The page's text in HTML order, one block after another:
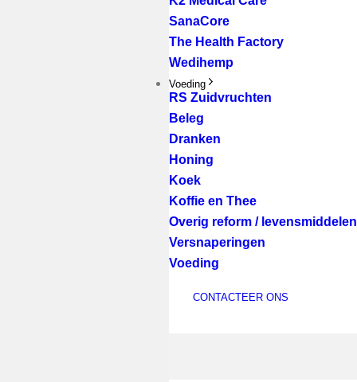
SanaCore
The Health Factory
Wedihemp
Voeding
RS Zuidvruchten
Beleg
Dranken
Honing
Koek
Koffie en Thee
Overig reform / levensmiddelen
Versnaperingen
Voeding
CONTACTEER ONS